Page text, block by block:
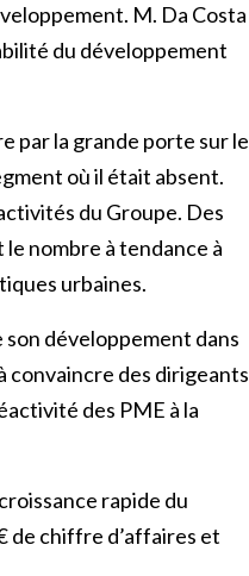
M. Da Costa
du développement
par la grande porte sur le
où il était absent.
du Groupe. Des
nombre à tendance à
urbaines.
développement dans
convaincre des dirigeants
des PME à la
rapide du
de chiffre d’affaires et